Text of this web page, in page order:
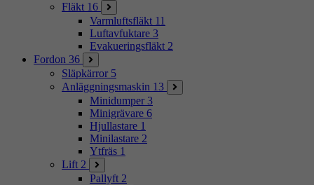
Fläkt 16
Varmluftsfläkt 11
Luftavfuktare 3
Evakueringsfläkt 2
Fordon 36
Släpkärror 5
Anläggningsmaskin 13
Minidumper 3
Minigrävare 6
Hjullastare 1
Minilastare 2
Ytfräs 1
Lift 2
Pallyft 2